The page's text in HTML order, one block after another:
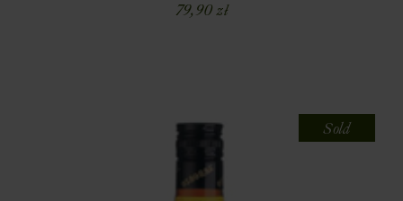
79,90zł
Sold